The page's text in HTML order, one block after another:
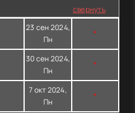
свернуть
23 сен 2024,
Пн
*
30 сен 2024,
Пн
*
7 окт 2024,
Пн
*